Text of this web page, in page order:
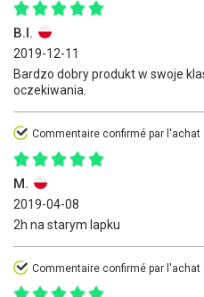
B.I.
2019-12-11
Bardzo dobry produkt w swoje
oczekiwania.
Commentaire confirmé par l'achat
M.
2019-04-08
2h na starym lapku
Commentaire confirmé par l'achat